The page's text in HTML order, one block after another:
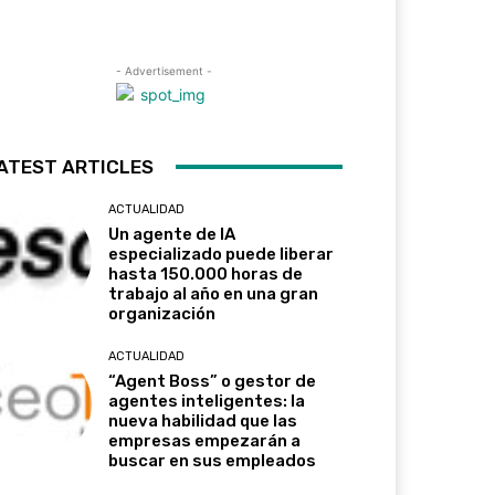
- Advertisement -
ARTICLES
ACTUALIDAD
Un agente de IA
especializado puede liberar
hasta 150.000 horas de
trabajo al año en una gran
organización
ACTUALIDAD
“Agent Boss” o gestor de
agentes inteligentes: la
nueva habilidad que las
empresas empezarán a
buscar en sus empleados